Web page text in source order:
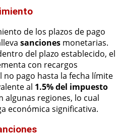
de los plazos de pago
sanciones monetarias.
del plazo establecido, el
con recargos
no pago hasta la fecha límite
al 1.5% del impuesto
algunas regiones, lo cual
económica significativa.